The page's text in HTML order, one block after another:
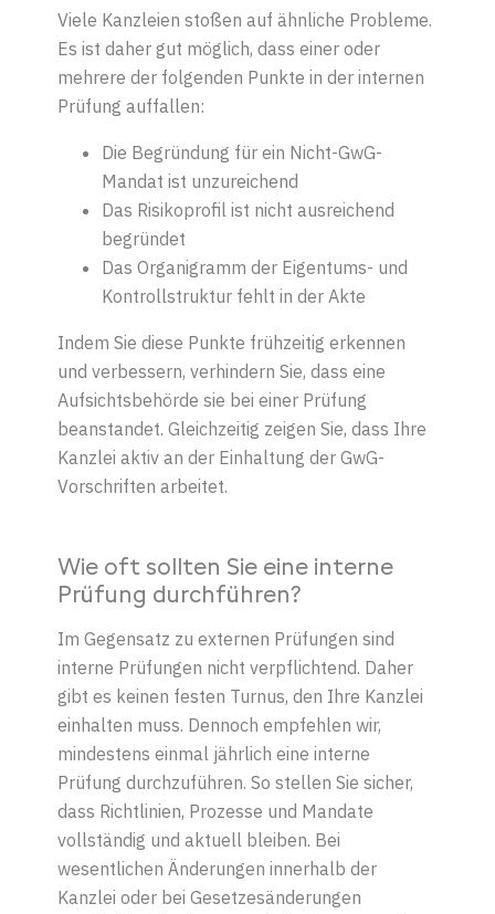
Viele Kanzleien stoßen auf ähnliche Probleme.
Es ist daher gut möglich, dass einer oder
mehrere der folgenden Punkte in der internen
Prüfung auffallen:
Die Begründung für ein Nicht-GwG-
Mandat ist unzureichend
Das Risikoprofil ist nicht ausreichend
begründet
Das Organigramm der Eigentums- und
Kontrollstruktur fehlt in der Akte
Indem Sie diese Punkte frühzeitig erkennen
und verbessern, verhindern Sie, dass eine
Aufsichtsbehörde sie bei einer Prüfung
beanstandet. Gleichzeitig zeigen Sie, dass Ihre
Kanzlei aktiv an der Einhaltung der GwG-
Vorschriften arbeitet.
Wie oft sollten Sie eine interne
Prüfung durchführen?
Im Gegensatz zu externen Prüfungen sind
interne Prüfungen nicht verpflichtend. Daher
gibt es keinen festen Turnus, den Ihre Kanzlei
einhalten muss. Dennoch empfehlen wir,
mindestens einmal jährlich eine interne
Prüfung durchzuführen. So stellen Sie sicher,
dass Richtlinien, Prozesse und Mandate
vollständig und aktuell bleiben. Bei
wesentlichen Änderungen innerhalb der
Kanzlei oder bei Gesetzesänderungen